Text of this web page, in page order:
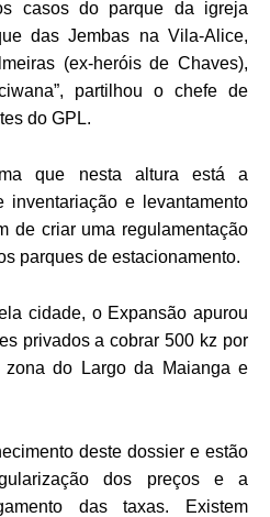
casos do parque da igreja
das Jembas na Vila-Alice,
(ex-heróis de Chaves),
partilhou o chefe de
do GPL.
que nesta altura está a
inventariação e levantamento
de criar uma regulamentação
parques de estacionamento.
cidade, o Expansão apurou
privados a cobrar 500 kz por
zona do Largo da Maianga e
deste dossier e estão
dos preços e a
das taxas. Existem